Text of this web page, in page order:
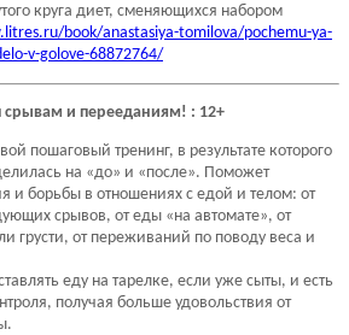
круга диет, сменяющихся набором
book/anastasiya-tomilova/pochemu-ya-
v-golove-68872764/
срывам и перееданиям! : 12+
пошаговый тренинг, в результате которого
на «до» и «после». Поможет
и борьбы в отношениях с едой и телом: от
срывов, от еды «на автомате», от
грусти, от переживаний по поводу веса и
еду на тарелке, если уже сыты, и есть
получая больше удовольствия от